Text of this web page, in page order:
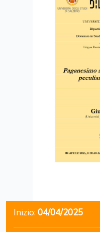
Inizio: 04/04/2025